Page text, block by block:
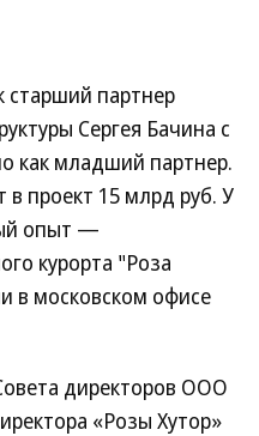
старший партнер
Сергея Бачина с
как младший партнер.
проект 15 млрд руб. У
опыт —
курорта "Роза
в московском офисе
директоров ООО
«Розы Хутор»